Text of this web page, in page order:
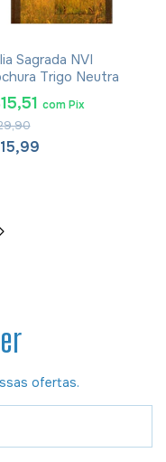
Sagrada NVI
Trigo Neutra
com Pix
ofertas.